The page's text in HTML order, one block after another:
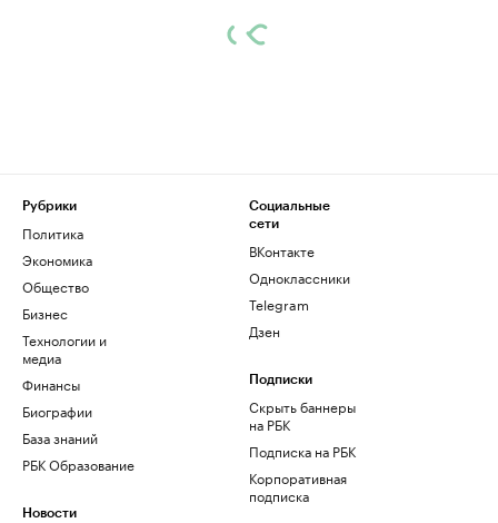
Рубрики
Политика
Экономика
Общество
Бизнес
Технологии и
медиа
Финансы
Биографии
База знаний
РБК Образование
Новости
Социальные
сети
ВКонтакте
Одноклассники
Telegram
Дзен
Подписки
Скрыть баннеры
на РБК
Подписка на РБК
Корпоративная
подписка